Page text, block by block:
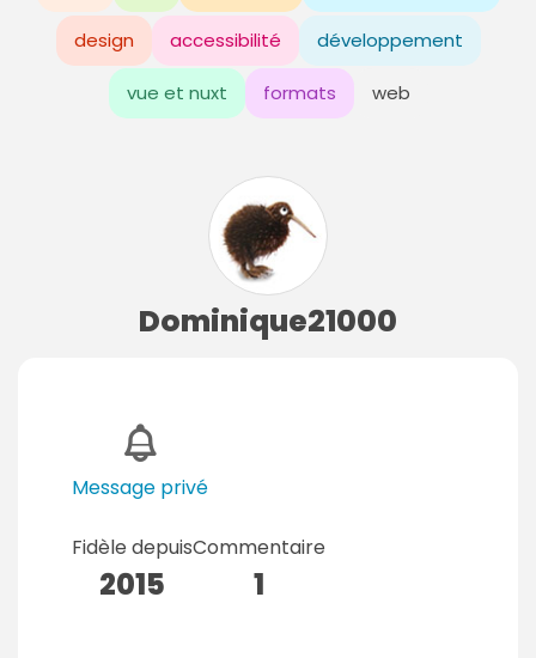
design accessibilité développement
vue et nuxt formats web
Dominique21000
Message privé
Fidèle depuis
2015
Commentaire
1